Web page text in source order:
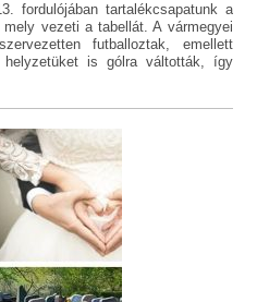
fordulójában tartalékcsapatunk a
vezeti a tabellát. A vármegyei
futballoztak, emellett
helyzetüket is gólra váltották, így